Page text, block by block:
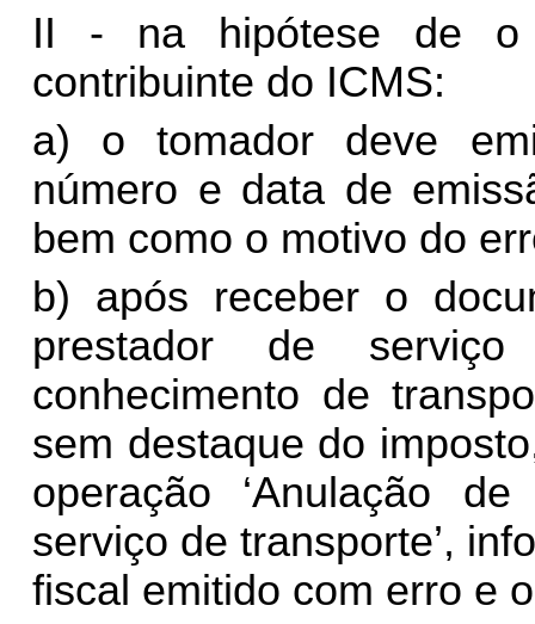
II - na hipótese de
contribuinte do ICMS:
a) o tomador deve
número e data de
bem como o motivo do
b) após receber o
prestador de
conhecimento de
sem destaque do
operação ‘Anulação
serviço de transporte’,
fiscal emitido com erro e